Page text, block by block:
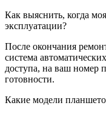
Как выяснить, когда
эксплуатации?
После окончания
система
доступа, на ваш номер
готовности.
Какие модели